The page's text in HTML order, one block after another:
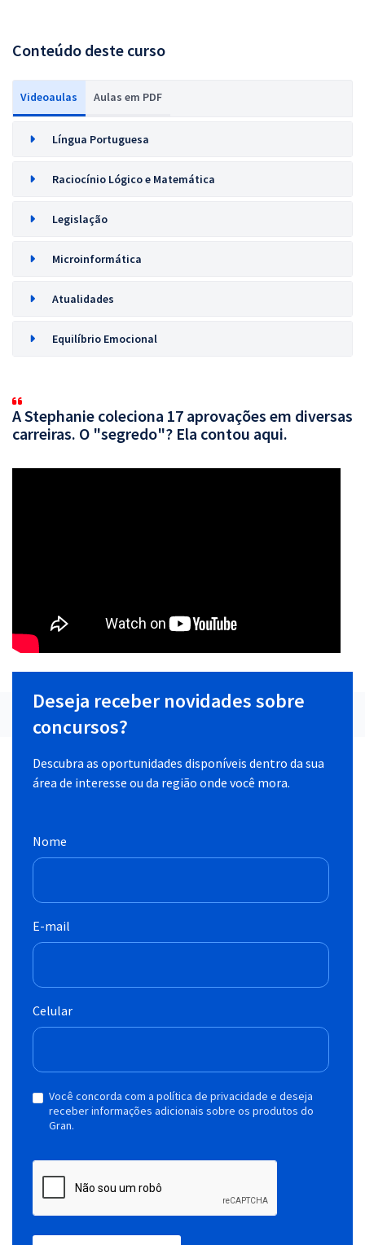
Conteúdo deste curso
Videoaulas Aulas em PDF
Língua Portuguesa
Raciocínio Lógico e Matemática
Legislação
Microinformática
Atualidades
Equilíbrio Emocional
A Stephanie coleciona 17 aprovações em diversas
carreiras. O "segredo"? Ela contou aqui.
Deseja receber novidades sobre
concursos?
Descubra as oportunidades disponíveis dentro da sua
área de interesse ou da região onde você mora.
Nome
E-mail
Celular
Você concorda com a política de privacidade e deseja
receber informações adicionais sobre os produtos do
Gran.